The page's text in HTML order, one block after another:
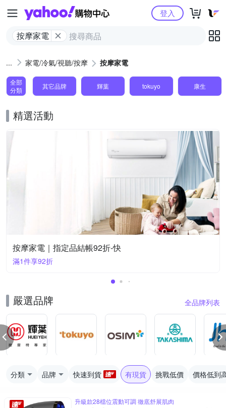
Yahoo購物中心
按摩家電
登入
家電/冷氣/視聽/按摩 按摩家電
全部
分類
其它品牌 輝葉 tokuyo 康生
精選活動
按摩家電｜指定品結帳92折-快
滿1件享92折
嚴選品牌 全品牌列表
分類 品牌 快速到貨 有現貨 挑戰低價 價格低到
升級款28檔位震動可調 徹底舒展肌肉